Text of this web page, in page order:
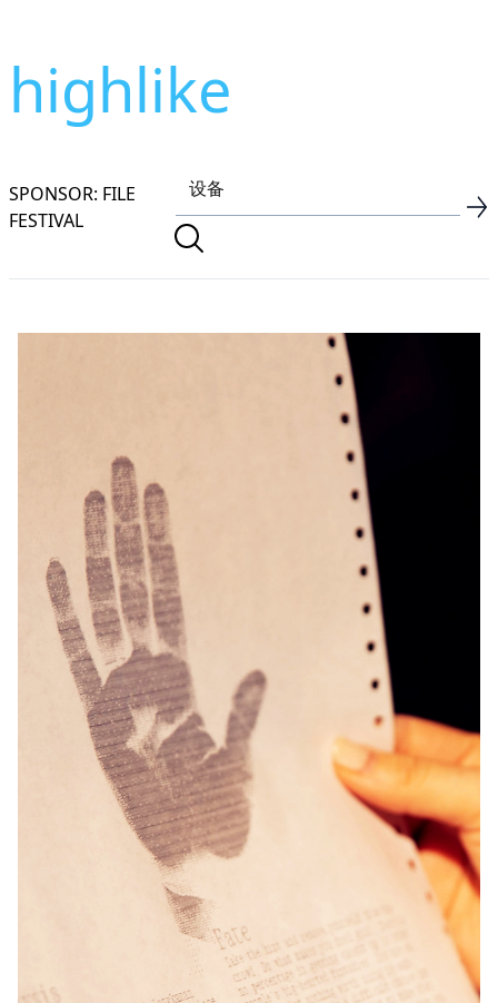
highlike
SPONSOR: FILE
FESTIVAL